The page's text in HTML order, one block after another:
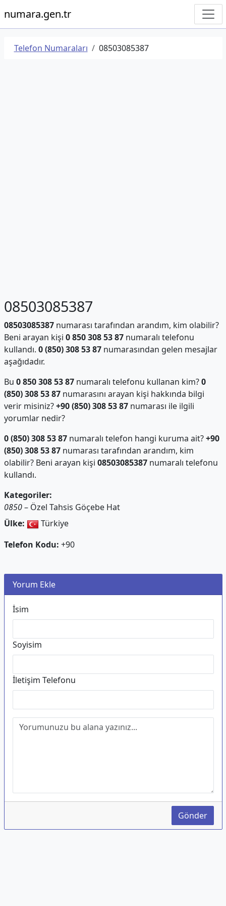
numara.gen.tr
Telefon Numaraları 08503085387
08503085387
08503085387numarası tarafından arandım, kim olabilir?
Beni arayan kişi 0 850 308 53 87numaralı telefonu
kullandı. 0 (850) 308 53 87numarasından gelen mesajlar
aşağıdadır.
Bu 0 850 308 53 87numaralı telefonu kullanan kim?0
(850) 308 53 87numarasını arayan kişi hakkında bilgi
verir misiniz?+90 (850) 308 53 87numarası ile ilgili
yorumlar nedir?
0 (850) 308 53 87numaralı telefon hangi kuruma ait?+90
(850) 308 53 87numarası tarafından arandım, kim
olabilir? Beni arayan kişi 08503085387numaralı telefonu
kullandı.
Kategoriler:
0850– Özel Tahsis Göçebe Hat
Ülke:
Türkiye
Telefon Kodu: +90
Yorum Ekle
İsim
Soyisim
İletişim Telefonu
Gönder